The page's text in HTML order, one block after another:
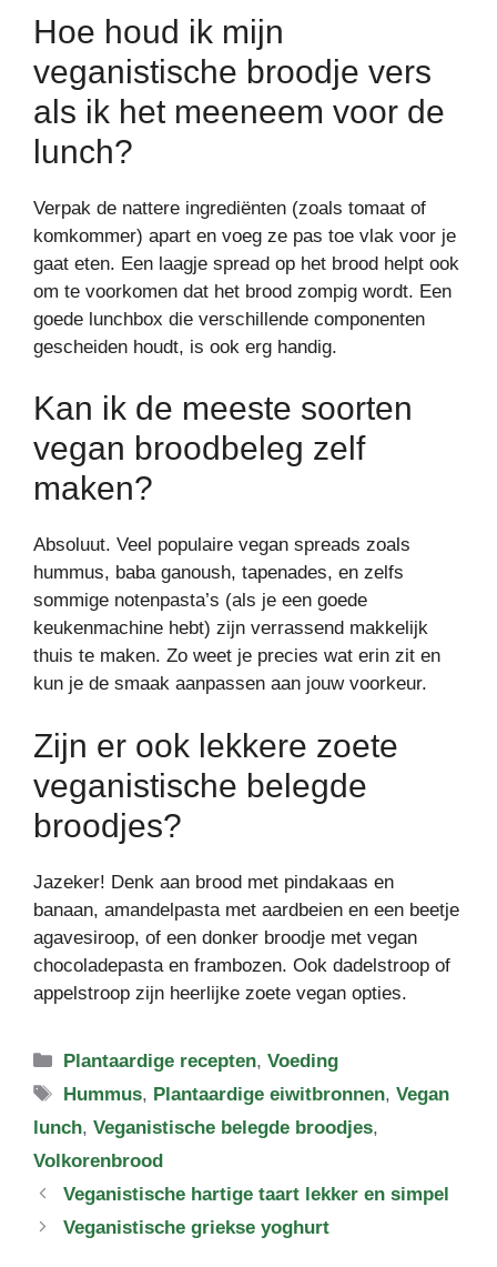
Hoe houd ik mijn
veganistische broodje vers
als ik het meeneem voor de
lunch?
Verpak de nattere ingrediënten (zoals tomaat of
komkommer) apart en voeg ze pas toe vlak voor je
gaat eten. Een laagje spread op het brood helpt ook
om te voorkomen dat het brood zompig wordt. Een
goede lunchbox die verschillende componenten
gescheiden houdt, is ook erg handig.
Kan ik de meeste soorten
vegan broodbeleg zelf
maken?
Absoluut. Veel populaire vegan spreads zoals
hummus, baba ganoush, tapenades, en zelfs
sommige notenpasta’s (als je een goede
keukenmachine hebt) zijn verrassend makkelijk
thuis te maken. Zo weet je precies wat erin zit en
kun je de smaak aanpassen aan jouw voorkeur.
Zijn er ook lekkere zoete
veganistische belegde
broodjes?
Jazeker! Denk aan brood met pindakaas en
banaan, amandelpasta met aardbeien en een beetje
agavesiroop, of een donker broodje met vegan
chocoladepasta en frambozen. Ook dadelstroop of
appelstroop zijn heerlijke zoete vegan opties.
Categorieën
Plantaardige recepten,Voeding
Tags
Hummus, Plantaardige eiwitbronnen,Vegan
lunch, Veganistische belegde broodjes,
Volkorenbrood
Veganistische hartige taart lekker en simpel
Veganistische griekse yoghurt